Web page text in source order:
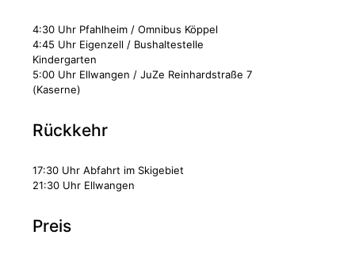
4:30 Uhr Pfahlheim / Omnibus Köppel
4:45 Uhr Eigenzell / Bushaltestelle
Kindergarten
5:00 Uhr Ellwangen / JuZe Reinhardstraße 7
(Kaserne)
Rückkehr
17:30 Uhr Abfahrt im Skigebiet
21:30 Uhr Ellwangen
Preis